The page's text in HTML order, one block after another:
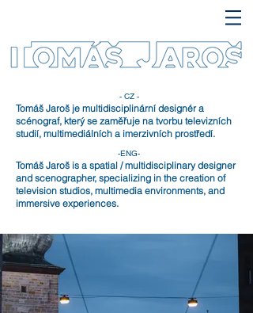
- CZ -
Tomáš Jaroš je multidisciplinární designér a
scénograf, který se zaměřuje na tvorbu televizních
studií, multimediálních a imerzivních prostředí.
-ENG-
Tomáš Jaroš is a spatial / multidisciplinary designer
and scenographer, specializing in the creation of
television studios, multimedia environments, and
immersive experiences.